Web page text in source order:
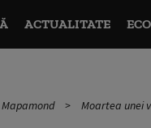
ACTUALITATE
Mapamond Moartea unei